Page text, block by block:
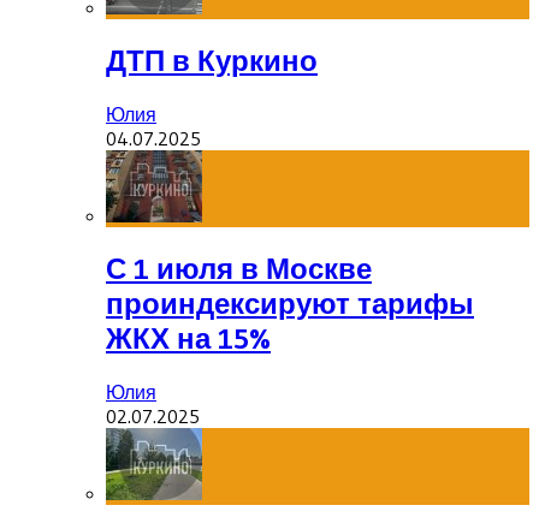
ДТП в Куркино
Юлия
04.07.2025
С 1 июля в Москве
проиндексируют тарифы
ЖКХ на 15%
Юлия
02.07.2025